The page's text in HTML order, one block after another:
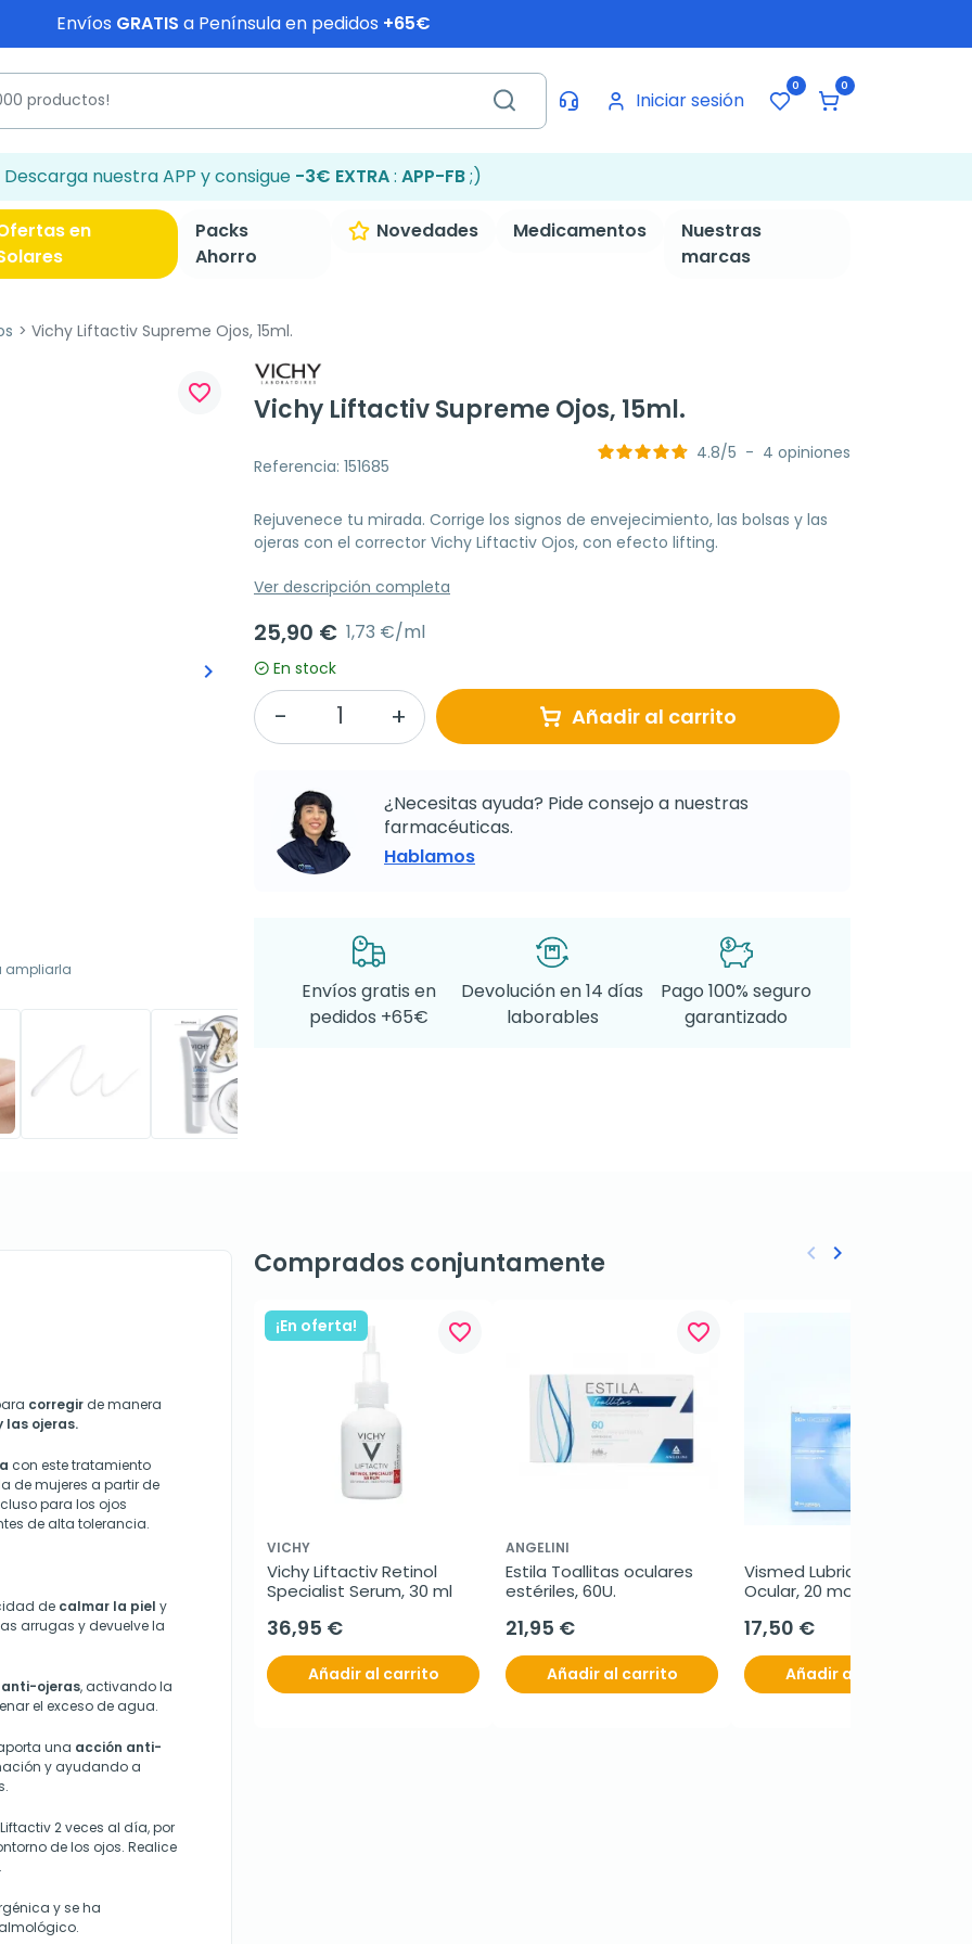
Envíos GRATIS a Península en pedidos +65€
Iniciar sesión
0 0
Descarga nuestra APP y consigue -3€ EXTRA: APP-FB;)
en
Packs
Ahorro
Novedades Medicamentos
Nuestras
marcas
Vichy Liftactiv Supreme Ojos, 15ml.
Siguiente
keyboard_arrow_right
ampliarla
favorite_border
Vichy Liftactiv Supreme Ojos, 15ml.
Referencia: 151685
4.8/5 - 4 opiniones
Rejuvenece tu mirada. Corrige los signos de envejecimiento, las bolsas y las
ojeras con el corrector Vichy Liftactiv Ojos, con efecto lifting.
Ver descripción completa
25,90 € 1,73 €/ml
En stock
Añadir al carrito
¿Necesitas ayuda? Pide consejo a nuestras
farmacéuticas.
Hablamos
Envíos gratis en
pedidos +65€
Devolución en 14 días
laborables
Pago 100% seguro
garantizado
corregir de manera
las ojeras.
con este tratamiento
de mujeres a partir de
para los ojos
de alta tolerancia.
de calmar la piel y
arrugas y devuelve la
ojeras, activando la
el exceso de agua.
una acción anti-
y ayudando a
2 veces al día, por
de los ojos. Realice
y se ha
Comprados conjuntamente
¡En oferta! favorite_border
VICHY
Vichy Liftactiv Retinol
Specialist Serum, 30 ml
36,95 €
Añadir al carrito
favorite_border
ANGELINI
Estila Toallitas oculares
estériles, 60U.
21,95 €
Añadir al carrito
Vismed Lubricante
Ocular, 20 monodosis
17,50 €
Añadir al carrito
Anterior
keyboard_arrow_left Siguiente
keyboard_arrow_right